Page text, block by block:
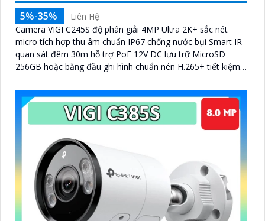
5%-35%
Liên Hệ
Camera VIGI C245S độ phân giải 4MP Ultra 2K+ sắc nét
micro tích hợp thu âm chuẩn IP67 chống nước bụi Smart IR
quan sát đêm 30m hỗ trợ PoE 12V DC lưu trữ MicroSD
256GB hoặc bằng đầu ghi hình chuẩn nén H.265+ tiết kiệm
web đảm bảo giám sát hiệu quả bền bỉ